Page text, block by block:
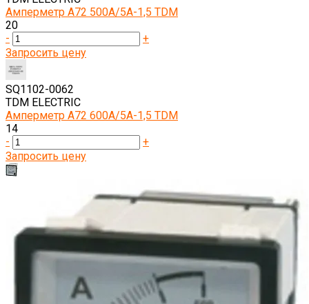
Амперметр А72 500А/5А-1,5 TDM
20
-
+
Запросить цену
SQ1102-0062
TDM ELECTRIC
Амперметр А72 600А/5А-1,5 TDM
14
-
+
Запросить цену